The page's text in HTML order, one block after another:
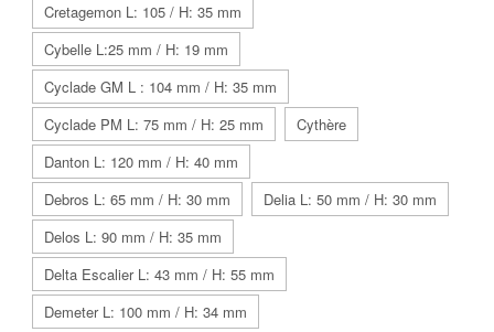
Cretagemon L: 105 / H: 35 mm
Cybelle L:25 mm / H: 19 mm
Cyclade GM L : 104 mm / H: 35 mm
Cyclade PM L: 75 mm / H: 25 mm
Cythère
Danton L: 120 mm / H: 40 mm
Debros L: 65 mm / H: 30 mm
Delia L: 50 mm / H: 30 mm
Delos L: 90 mm / H: 35 mm
Delta Escalier L: 43 mm / H: 55 mm
Demeter L: 100 mm / H: 34 mm